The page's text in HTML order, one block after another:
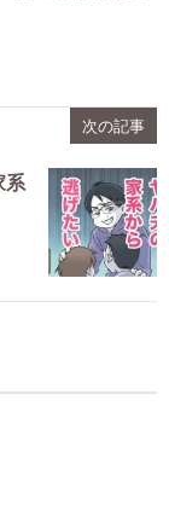
次の記事
系